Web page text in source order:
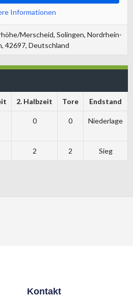
Informationen
Merscheid, Solingen, Nordrhein-
42697, Deutschland
2. Halbzeit Tore Endstand
0 0 Niederlage
2 2 Sieg
Kontakt